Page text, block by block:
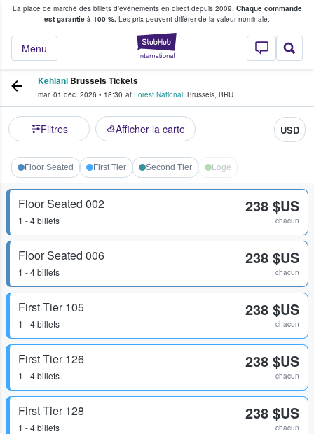
La place de marché des billets d’événements en direct depuis 2009. Chaque commande
est garantie à 100 %. Les prix peuvent différer de la valeur nominale.
StubHub - Où
Menu
fans achètent et vendent des billets
Kehlani Brussels Tickets
mar. 01 déc. 2026 • 18:30 at Forest National, Brussels, BRU
Filtres Afficher la carte USD
Floor Seated First Tier Second Tier Loge
Floor Seated 002
1 - 4 billets
238 $US
chacun
Floor Seated 006
1 - 4 billets
238 $US
chacun
First Tier 105
1 - 4 billets
238 $US
chacun
First Tier 126
1 - 4 billets
238 $US
chacun
First Tier 128
1 - 4 billets
238 $US
chacun